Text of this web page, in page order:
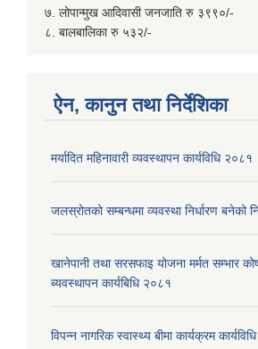
७. लोपान्मुख आदिवासी जनजाति रु ३९९०/-
८. बालबालिका रु ५३२/-
ऐन, कानुन तथा निर्देशिका
मर्यादित महिनावारी व्यवस्थापन कार्यविधि २०८१
जलस्रोतको सम्बन्धमा व्यवस्था निर्धारण बनेको
खानेपानी तथा सरसफाइ योजना मर्मत सम्भार
ब्यवस्थापन कार्यबिधि २०८१
विपन्न नागरिक स्वास्थ्य बीमा कार्यक्रम